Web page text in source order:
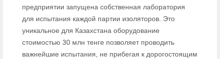
предприятии запущена собственная лаборатория
для испытания каждой партии изоляторов. Это
уникальное для Казахстана оборудование
стоимостью 30 млн тенге позволяет проводить
важнейшие испытания, не прибегая к дорогостоящим